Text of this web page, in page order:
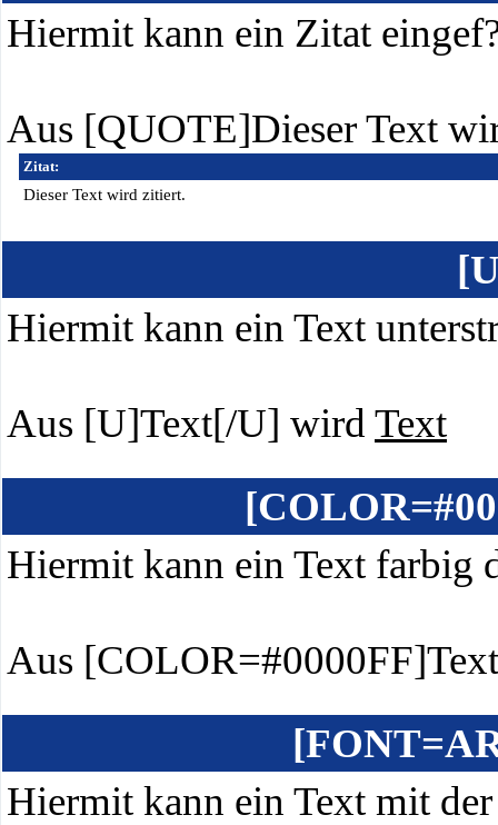
Hiermit kann ein Zitat
Aus [QUOTE]Dieser Text
Zitat:
Dieser Text wird zitiert.
Hiermit kann ein Text
Aus [U]Text[/U] wird Text
Hiermit kann ein Text farbig
Aus
Hiermit kann ein Text mit